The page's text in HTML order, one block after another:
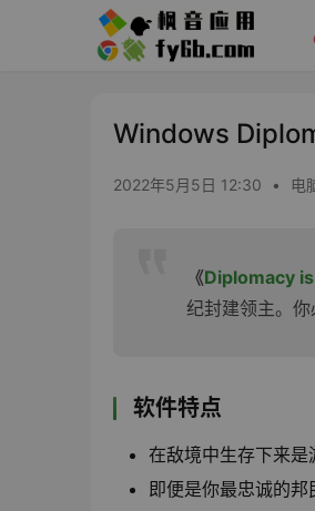
Windows
2022年5月5日 12:30 • 电
《Diplomacy is
纪封建领主。
软件特点
在敌境中生存下来是
即便是你最忠诚的